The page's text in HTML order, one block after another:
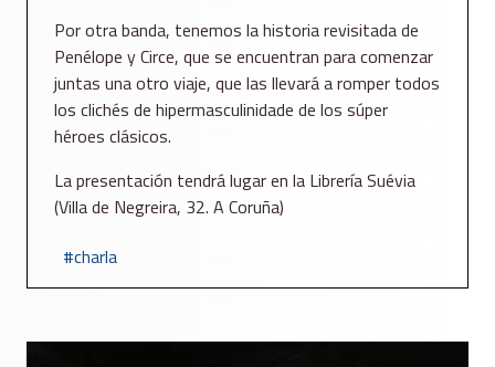
Por otra banda, tenemos la historia revisitada de
Penélope y Circe, que se encuentran para comenzar
juntas una otro viaje, que las llevará a romper todos
los clichés de hipermasculinidade de los súper
héroes clásicos.
La presentación tendrá lugar en la Librería Suévia
(Villa de Negreira, 32. A Coruña)
charla